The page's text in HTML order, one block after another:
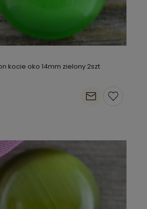
kocie oko 14mm zielony 2szt